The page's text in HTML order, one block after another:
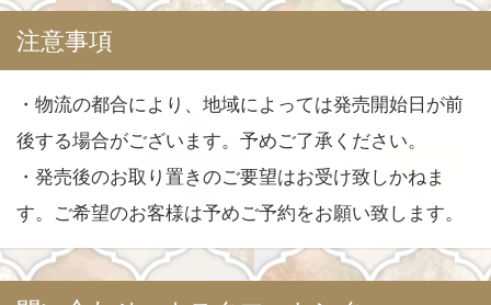
注意事項
・物流の都合により、地域によっては発売開始日が前
後する場合がございます。予めご了承ください。
・発売後のお取り置きのご要望はお受け致しかねま
す。ご希望のお客様は予めご予約をお願い致します。